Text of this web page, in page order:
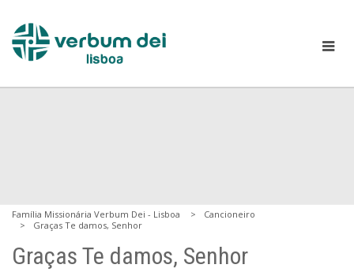
Família Missionária Verbum Dei - Lisboa
Cancioneiro
Graças Te damos, Senhor
Graças Te damos, Senhor